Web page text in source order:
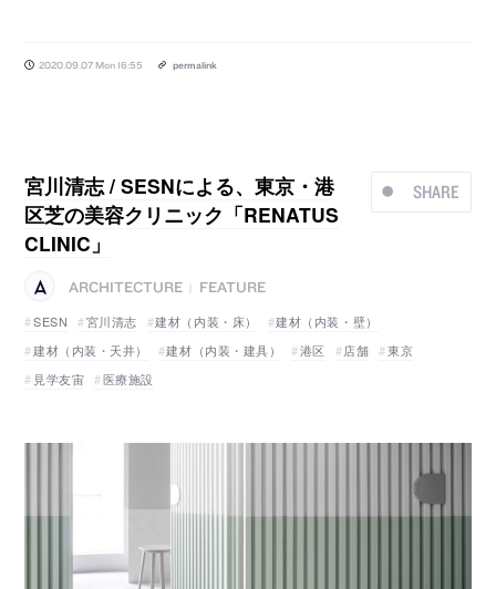
2020.09.07 Mon 16:55 permalink
SHARE
宮川清志 / SESNによる、東京・港
区芝の美容クリニック「RENATUS
CLINIC」
ARCHITECTURE
FEATURE
SESN
宮川清志 建材（内装・床）
建材（内装・壁）
建材（内装・天井）
建材（内装・建具） 港区 店舗
東京
見学友宙
医療施設